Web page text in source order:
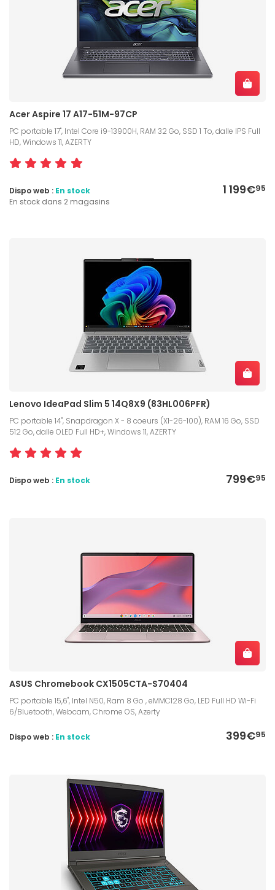
Acer Aspire 17 A17-51M-97CP
PC portable 17", Intel Core i9-13900H, RAM 32 Go, SSD 1 To, dalle IPS Full
HD, Windows 11, AZERTY
1 199€95
Dispo web : En stock
En stock dans 2 magasins
Lenovo IdeaPad Slim 5 14Q8X9 (83HL006PFR)
PC portable 14", Snapdragon X - 8 coeurs (X1-26-100), RAM 16 Go, SSD
512 Go, dalle OLED Full HD+, Windows 11, AZERTY
799€95
Dispo web : En stock
ASUS Chromebook CX1505CTA-S70404
PC portable 15,6", Intel N50, Ram 8 Go , eMMC128 Go, LED Full HD Wi-Fi
6/Bluetooth, Webcam, Chrome OS, Azerty
399€95
Dispo web : En stock